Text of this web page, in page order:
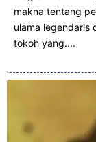
makna tentang
ulama legendaris
tokoh yang....